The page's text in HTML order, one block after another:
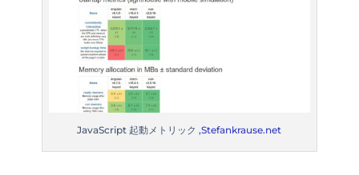
JavaScript 起動メトリック,Stefankrause.net